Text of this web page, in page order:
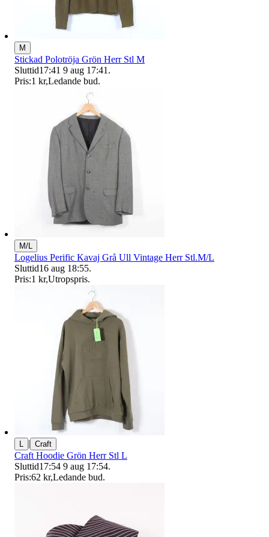
M
Stickad Polotröja Grön Herr Stl M
Sluttid17:41 9 aug 17:41 .
Pris:1 kr,Ledande bud.
M/L
Logelius Perific Kavaj Grå Ull Vintage Herr Stl.M/L
Sluttid16 aug 18:55.
Pris:1 kr,Utropspris.
L | Craft
Craft Hoodie Grön Herr Stl L
Sluttid17:54 9 aug 17:54.
Pris:62 kr,Ledande bud.